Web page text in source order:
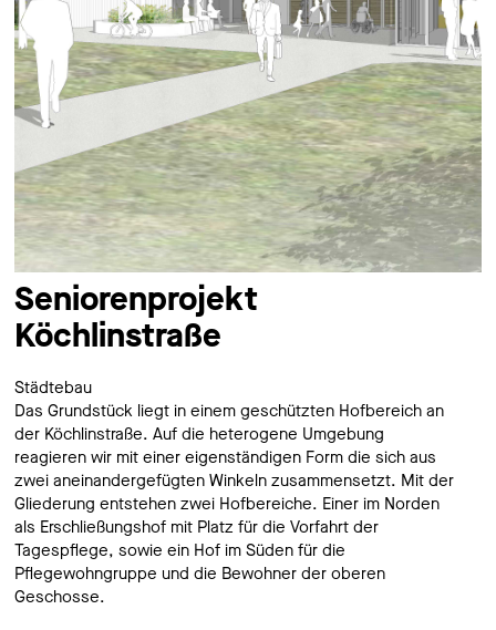
Seniorenprojekt
Köchlinstraße
Städtebau
Das Grundstück liegt in einem geschützten Hofbereich an
der Köchlinstraße. Auf die heterogene Umgebung
reagieren wir mit einer eigenständigen Form die sich aus
zwei aneinandergefügten Winkeln zusammensetzt. Mit der
Gliederung entstehen zwei Hofbereiche. Einer im Norden
als Erschließungshof mit Platz für die Vorfahrt der
Tagespflege, sowie ein Hof im Süden für die
Pflegewohngruppe und die Bewohner der oberen
Geschosse.